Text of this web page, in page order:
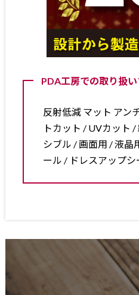
PDA工房での取り扱
反射低減 マット アン
トカット / UVカット
シブル / 画面用 / 液晶
ール / ドレスアップシ